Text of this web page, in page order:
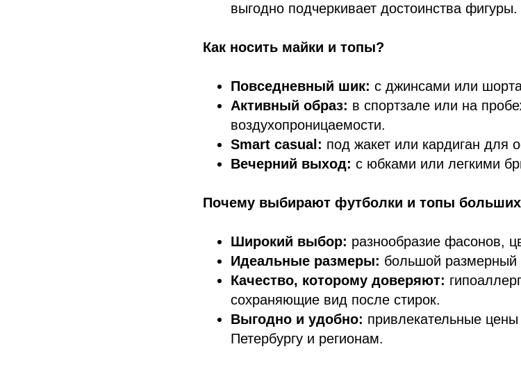
выгодно подчеркивает достоинства фигуры.
Как носить майки и топы?
Повседневный шик: с джинсами или
Активный образ: в спортзале или на
воздухопроницаемости.
Smart casual: под жакет или кардиган для
Вечерний выход: с юбками или легкими
Почему выбирают футболки и топы больших
Широкий выбор: разнообразие фасонов,
Идеальные размеры: большой
Качество, которому доверяют:
сохраняющие вид после стирок.
Выгодно и удобно: привлекательные
Петербургу и регионам.